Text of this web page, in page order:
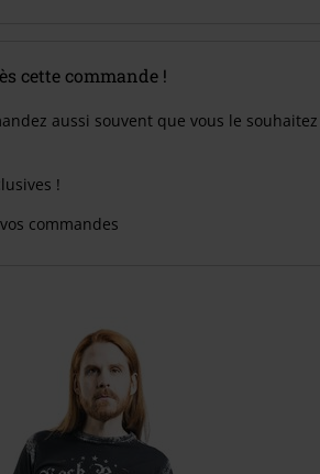
cette commande !
aussi souvent que vous le souhaitez
!
commandes